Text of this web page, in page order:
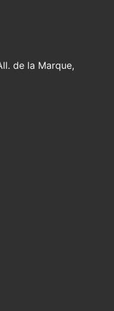
de la Marque,